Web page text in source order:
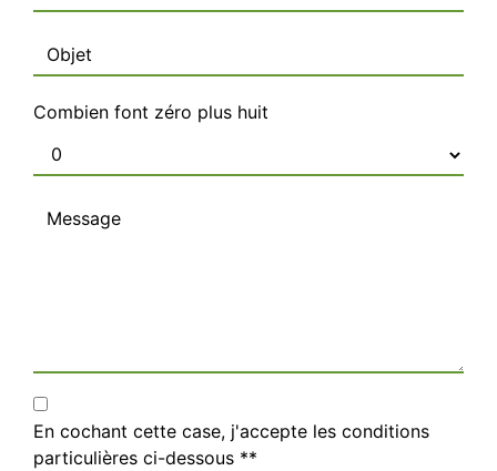
Combien font zéro plus huit
En cochant cette case, j'accepte les conditions
particulières ci-dessous **